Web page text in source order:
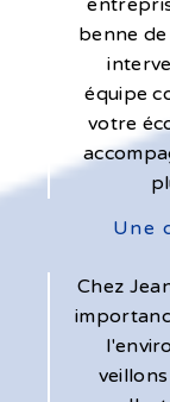
benne
équipe
votre
Une
Chez